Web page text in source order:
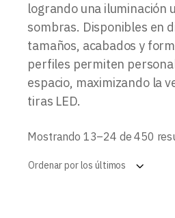
logrando una iluminación
sombras. Disponibles en
tamaños, acabados y
perfiles permiten
espacio, maximizando la
tiras LED.
Mostrando 13–24 de 450
Ordenar por los últimos